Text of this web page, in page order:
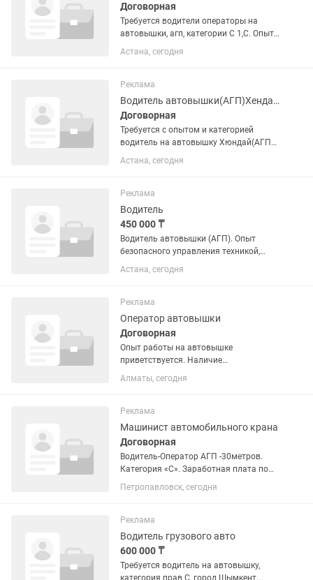
Договорная
Требуется водители операторы на
автовышки, агп, категории С 1,С. Опыт
работы обязателен.
Астана, сегодня
Реклама
Водитель автовышки(АГП)Хендай автомобиля
Договорная
Требуется с опытом и категорией
водитель на автовышку Хюндай(АГП
высота 30-40 метров) в Астане
Астана, сегодня
Реклама
Водитель
450 000 ₸
Водитель автовышки (АГП). Опыт
безопасного управления техникой,
выполнение работ на высоте, контроль
технического состояния автомобиля,
и техники безопасности....
Астана, сегодня
Реклама
Оператор автовышки
Договорная
Опыт работы на автовышке
приветствуется. Наличие
водительского удостоверения
категории C Ответственность,
пунктуальность. Бережное отношение
к технике. Желание работать и...
Алматы, сегодня
Реклама
Машинист автомобильного крана
Договорная
Водитель-Оператор АГП -30метров.
Категория «С». Заработная плата по
результатам собеседования. Основное
рабочее время 09:00-18:00, пн-пт.
Автовышка новая ISUZU.
Официальное...
Петропавловск, сегодня
Реклама
Водитель грузового авто
600 000 ₸
Требуется водитель на автовышку,
категория прав С, город Шымкент,